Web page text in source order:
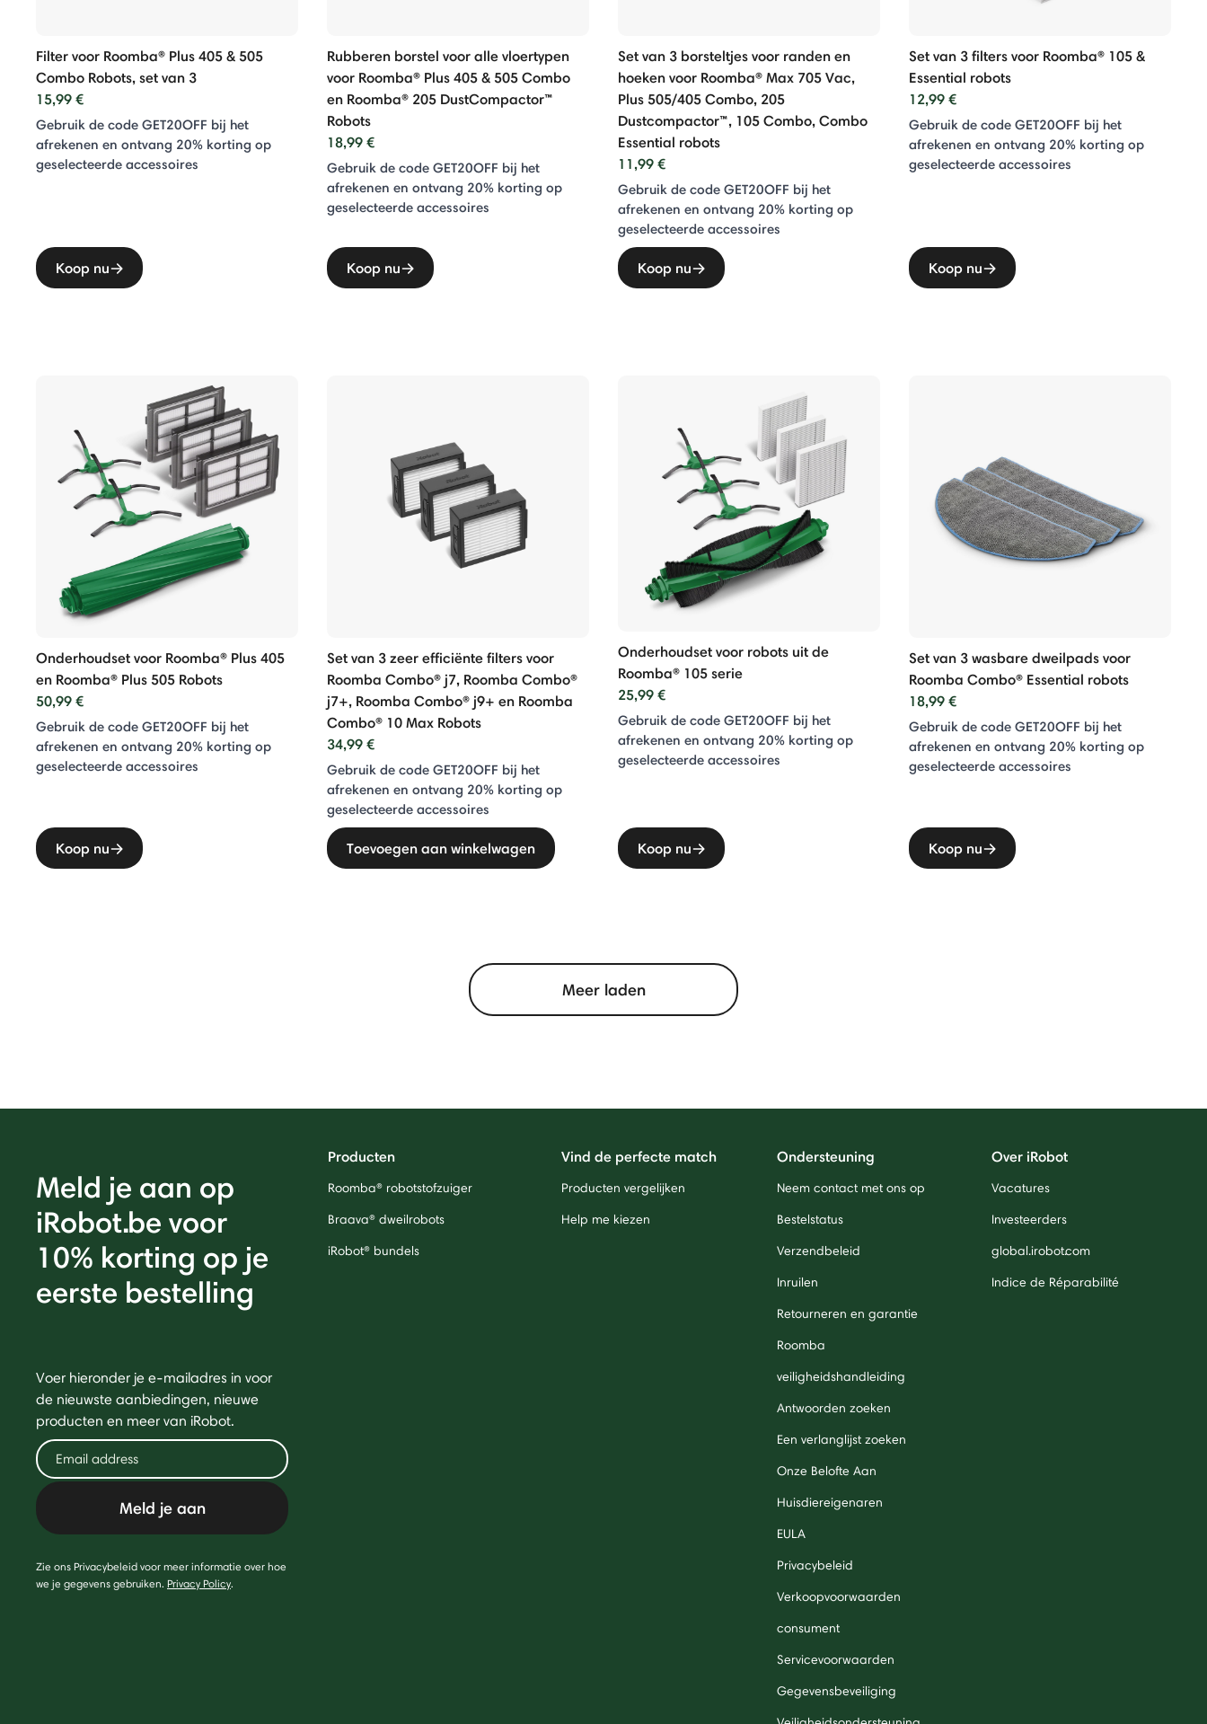
Filter voor Roomba® Plus 405 & 505
Combo Robots, set van 3
15,99 €
Gebruik de code GET20OFF bij het
afrekenen en ontvang 20% ​​korting op
geselecteerde accessoires
Koop nu
Rubberen borstel voor alle vloertypen
voor Roomba® Plus 405 & 505 Combo
en Roomba® 205 DustCompactor™
Robots
18,99 €
Gebruik de code GET20OFF bij het
afrekenen en ontvang 20% ​​korting op
geselecteerde accessoires
Koop nu
Set van 3 borsteltjes voor randen en
hoeken voor Roomba® Max 705 Vac,
Plus 505/405 Combo, 205
Dustcompactor™, 105 Combo, Combo
Essential robots
11,99 €
Gebruik de code GET20OFF bij het
afrekenen en ontvang 20% ​​korting op
geselecteerde accessoires
Koop nu
Set van 3 filters voor Roomba® 105 &
Essential robots
12,99 €
Gebruik de code GET20OFF bij het
afrekenen en ontvang 20% ​​korting op
geselecteerde accessoires
Koop nu
Onderhoudset voor Roomba® Plus 405
en Roomba® Plus 505 Robots
50,99 €
Gebruik de code GET20OFF bij het
afrekenen en ontvang 20% ​​korting op
geselecteerde accessoires
Koop nu
Set van 3 zeer efficiënte filters voor
Roomba Combo® j7, Roomba Combo®
j7+, Roomba Combo® j9+ en Roomba
Combo® 10 Max Robots
34,99 €
Gebruik de code GET20OFF bij het
afrekenen en ontvang 20% ​​korting op
geselecteerde accessoires
Toevoegen aan winkelwagen
Onderhoudset voor robots uit de
Roomba® 105 serie
25,99 €
Gebruik de code GET20OFF bij het
afrekenen en ontvang 20% ​​korting op
geselecteerde accessoires
Koop nu
Set van 3 wasbare dweilpads voor
Roomba Combo® Essential robots
18,99 €
Gebruik de code GET20OFF bij het
afrekenen en ontvang 20% ​​korting op
geselecteerde accessoires
Koop nu
Meer laden
Meld je aan op
iRobot.be voor
10% korting op je
eerste bestelling
Voer hieronder je e-mailadres in voor
de nieuwste aanbiedingen, nieuwe
producten en meer van iRobot.
Meld je aan
Zie ons Privacybeleid voor meer informatie over hoe
we je gegevens gebruiken. Privacy Policy.
Producten
Roomba® robotstofzuiger
Braava® dweilrobots
iRobot® bundels
Vind de perfecte match
Producten vergelijken
Help me kiezen
Ondersteuning
Neem contact met ons op
Bestelstatus
Verzendbeleid
Inruilen
Retourneren en garantie
Roomba
veiligheidshandleiding
Antwoorden zoeken
Een verlanglijst zoeken
Onze Belofte Aan
Huisdiereigenaren
EULA
Privacybeleid
Verkoopvoorwaarden
consument
Servicevoorwaarden
Gegevensbeveiliging
Over iRobot
Vacatures
Investeerders
global.irobot.com
Indice de Réparabilité